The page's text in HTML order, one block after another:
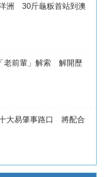
洲 30斤龜粄首站到澳
老前輩」解索 解開歷
大易肇事路口 將配合